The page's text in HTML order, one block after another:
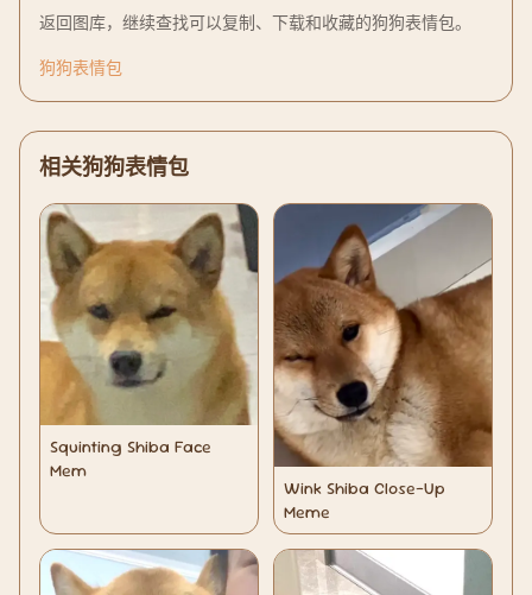
返回图库，继续查找可以复制、下载和收藏的狗狗表情包。
狗狗表情包
相关狗狗表情包
Squinting Shiba Face
Mem
Wink Shiba Close-Up
Meme